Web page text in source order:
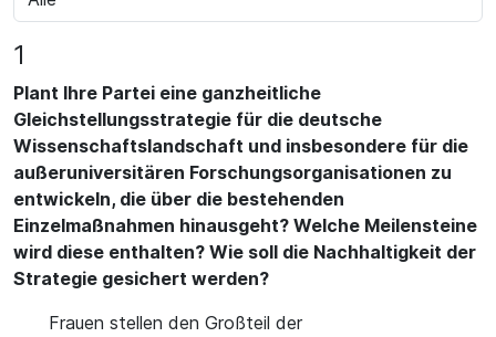
1
Plant Ihre Partei eine ganzheitliche
Gleichstellungsstrategie für die deutsche
Wissenschaftslandschaft und insbesondere für die
außeruniversitären Forschungsorganisationen zu
entwickeln, die über die bestehenden
Einzelmaßnahmen hinausgeht? Welche Meilensteine
wird diese enthalten? Wie soll die Nachhaltigkeit der
Strategie gesichert werden?
Frauen stellen den Großteil der